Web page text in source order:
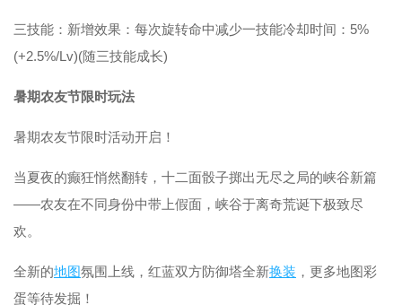
三技能：新增效果：每次旋转命中减少一技能冷却时间：5%
(+2.5%/Lv)(随三技能成长)
暑期农友节限时玩法
暑期农友节限时活动开启！
当夏夜的癫狂悄然翻转，十二面骰子掷出无尽之局的峡谷新篇
——农友在不同身份中带上假面，峡谷于离奇荒诞下极致尽
欢。
全新的地图氛围上线，红蓝双方防御塔全新换装 ，更多地图彩
蛋等待发掘！